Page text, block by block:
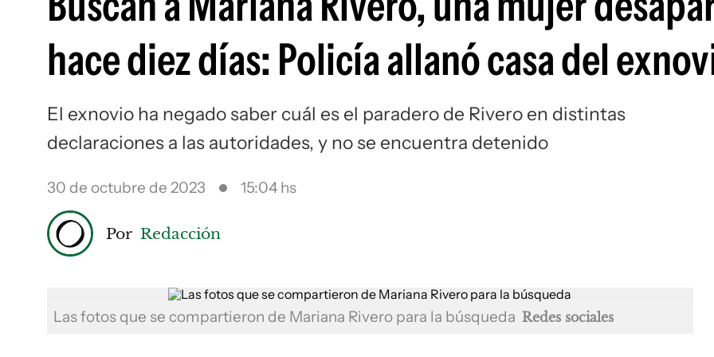
hace diez días: Policía allanó casa del
El exnovio ha negado saber cuál es el paradero de Rivero en distintas
declaraciones a las autoridades, y no se encuentra detenido
30 de octubre de 2023 15:04 hs
Por Redacción
Las fotos que se compartieron de Mariana Rivero para la búsqueda Redes sociales